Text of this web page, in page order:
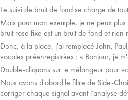
Le suivi de bruit de fond se charge de
Mais pour mon exemple, je ne peux
bruit rose fixe est un bruit de fond et rien
Donc, à la place, j'ai remplacé John,
vocales préenregistrées : « Bonjour, je
Double-cliquons sur le mélangeur pour
Nous avons d'abord le filtre de Side-
corriger chaque signal avant l’analyse